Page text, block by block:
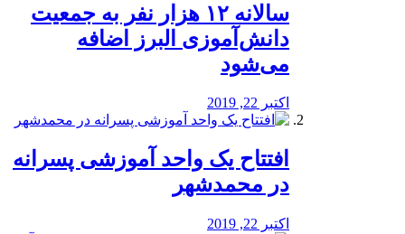
️سالانه ۱۲ هزار نفر به جمعیت
دانش‌آموزی البرز اضافه
می‌شود
اکتبر 22, 2019
افتتاح یک واحد آموزشی پسرانه
در محمدشهر
اکتبر 22, 2019